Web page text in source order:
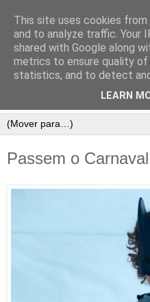
Passem o
This site uses cookies
and to analyze traffic. Your
shared with Google along
metrics to ensure quality of
statistics, and to detect
LEARN